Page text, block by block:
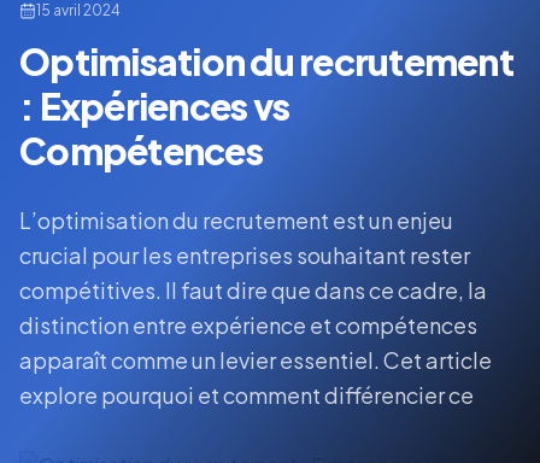
15 avril 2024
Optimisation du recrutement
: Expériences vs
Compétences
L’optimisation du recrutement est un enjeu
crucial pour les entreprises souhaitant rester
compétitives. Il faut dire que dans ce cadre, la
distinction entre expérience et compétences
apparaît comme un levier essentiel. Cet article
explore pourquoi et comment différencier ce